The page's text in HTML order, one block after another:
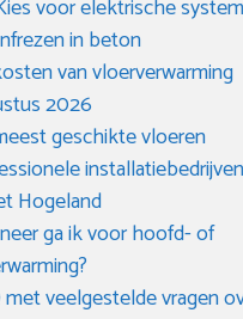
voor elektrische
in beton
van vloerverwarming
2026
geschikte vloeren
Hogeland
ga ik voor hoofd- of
met veelgestelde vragen